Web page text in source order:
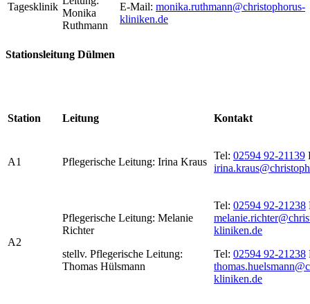
Tagesklinik
Monika
Ruthmann
E-Mail: monika.ruthmann@christophorus-
kliniken.de
Stationsleitung Dülmen
Station Leitung Kontakt
A1 Pflegerische Leitung: Irina Kraus
Tel: 02594 92-21139
A2
Pflegerische Leitung: Melanie
Richter
stellv. Pflegerische Leitung:
Thomas Hülsmann
Tel: 02594 92-21238
kliniken.de
Tel: 02594 92-21238
kliniken.de